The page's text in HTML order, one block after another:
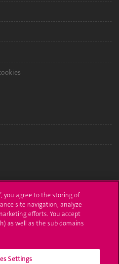
you agree to the storing of
site navigation, analyze
efforts. You accept
as well as the sub domains
Settings